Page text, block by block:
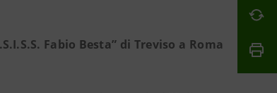
Fabio Besta” di Treviso a Roma